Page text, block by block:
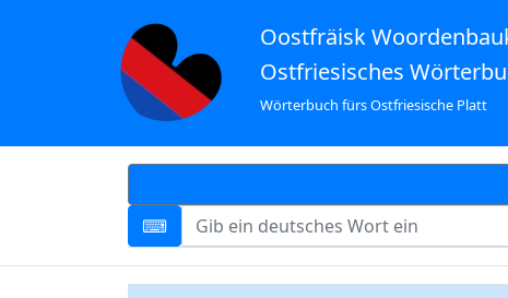
Oostfräisk
Ostfriesisches
Wörterbuch fürs Ostfriesische Platt